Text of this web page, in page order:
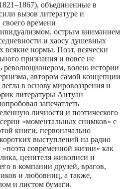
объединенные в
вызов литературе и
своего времени
острым вниманием
и хаосу душевных
нормы. Поэт, всячески
признания и вовсе не
революционером, волею истории
автором самой концепции
в основу мировоззрения и
литературы Антуан
запечатлеть
личности и поэтического
«моментальных снимков» с
книги, первоначально
выступлений на радио
современной жизни» как
ценителя живописи и
в компании друзей, врагов,
и любовниц, а также,
и листом бумаги.